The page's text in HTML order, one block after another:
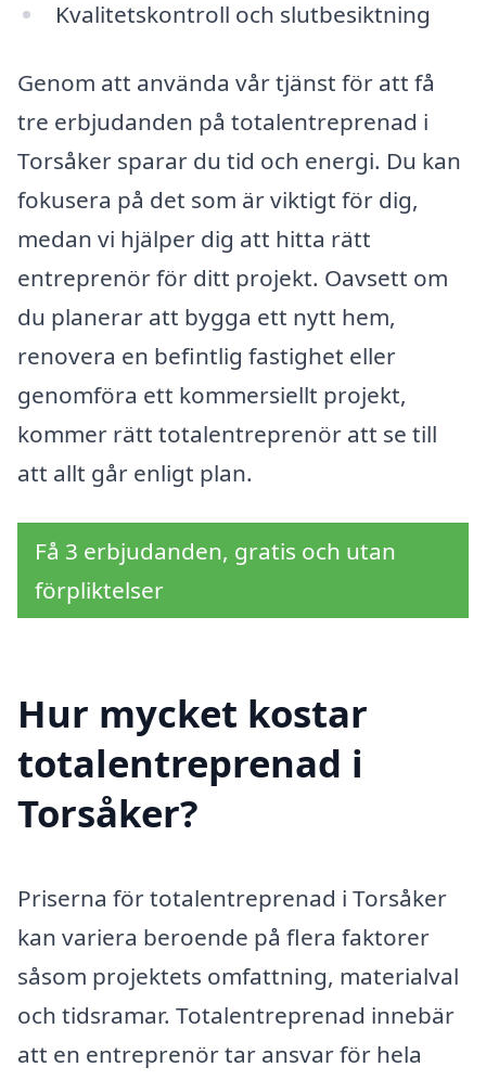
Kvalitetskontroll och slutbesiktning
Genom att använda vår tjänst för att få
tre erbjudanden på totalentreprenad i
Torsåker sparar du tid och energi. Du kan
fokusera på det som är viktigt för dig,
medan vi hjälper dig att hitta rätt
entreprenör för ditt projekt. Oavsett om
du planerar att bygga ett nytt hem,
renovera en befintlig fastighet eller
genomföra ett kommersiellt projekt,
kommer rätt totalentreprenör att se till
att allt går enligt plan.
Få 3 erbjudanden, gratis och utan
förpliktelser
Hur mycket kostar
totalentreprenad i
Torsåker?
Priserna för totalentreprenad i Torsåker
kan variera beroende på flera faktorer
såsom projektets omfattning, materialval
och tidsramar. Totalentreprenad innebär
att en entreprenör tar ansvar för hela